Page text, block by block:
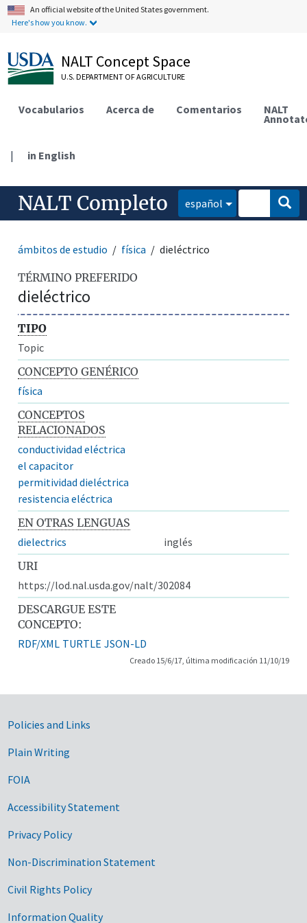
An official website of the United States government.
Here's how you know.
NALT Concept Space
U.S. DEPARTMENT OF AGRICULTURE
Vocabularios Acerca de Comentarios NALT
| in English
NALT Completo español
ámbitos de estudio física dieléctrico
TÉRMINO PREFERIDO
dieléctrico
TIPO
Topic
CONCEPTO GENÉRICO
física
CONCEPTOS
RELACIONADOS
conductividad eléctrica
el capacitor
permitividad dieléctrica
resistencia eléctrica
EN OTRAS LENGUAS
dielectrics
inglés
URI
https://lod.nal.usda.gov/nalt/302084
DESCARGUE ESTE
CONCEPTO:
RDF/XML TURTLE JSON-LD
Creado 15/6/17, última modificación 11/10/19
Government Links
Policies and Links
Plain Writing
FOIA
Accessibility Statement
Privacy Policy
Non-Discrimination Statement
Civil Rights Policy
Information Quality